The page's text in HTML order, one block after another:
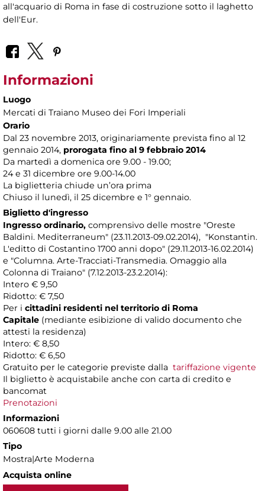
all'acquario di Roma in fase di costruzione sotto il laghetto
dell'Eur.
Informazioni
Luogo
Mercati di Traiano Museo dei Fori Imperiali
Orario
Dal 23 novembre 2013, originariamente prevista fino al 12
gennaio 2014, prorogata fino al 9 febbraio 2014
Da martedì a domenica ore 9.00 - 19.00;
24 e 31 dicembre ore 9.00-14.00
La biglietteria chiude un’ora prima
Chiuso il lunedì, il 25 dicembre e 1° gennaio.
Biglietto d'ingresso
Ingresso ordinario, comprensivo delle mostre "Oreste
Baldini. Mediterraneum" (23.11.2013-09.02.2014), "Konstantin.
L'editto di Costantino 1700 anni dopo" (29.11.2013-16.02.2014)
e "Columna. Arte-Tracciati-Transmedia. Omaggio alla
Colonna di Traiano" (7.12.2013-23.2.2014):
Intero € 9,50
Ridotto: € 7,50
Per i cittadini residenti nel territorio di Roma
Capitale (mediante esibizione di valido documento che
attesti la residenza)
Intero: € 8,50
Ridotto: € 6,50
Gratuito per le categorie previste dalla tariffazione vigente
Il biglietto è acquistabile anche con carta di credito e
bancomat
Prenotazioni
Informazioni
060608 tutti i giorni dalle 9.00 alle 21.00
Tipo
Mostra|Arte Moderna
Acquista online